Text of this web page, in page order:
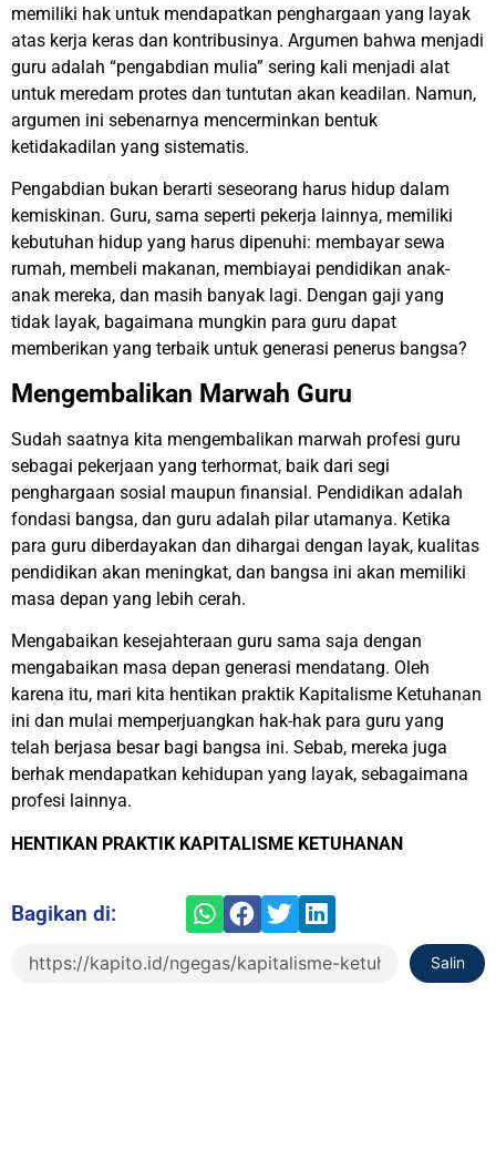
memiliki hak untuk mendapatkan penghargaan yang layak
atas kerja keras dan kontribusinya. Argumen bahwa menjadi
guru adalah “pengabdian mulia” sering kali menjadi alat
untuk meredam protes dan tuntutan akan keadilan. Namun,
argumen ini sebenarnya mencerminkan bentuk
ketidakadilan yang sistematis.
Pengabdian bukan berarti seseorang harus hidup dalam
kemiskinan. Guru, sama seperti pekerja lainnya, memiliki
kebutuhan hidup yang harus dipenuhi: membayar sewa
rumah, membeli makanan, membiayai pendidikan anak-
anak mereka, dan masih banyak lagi. Dengan gaji yang
tidak layak, bagaimana mungkin para guru dapat
memberikan yang terbaik untuk generasi penerus bangsa?
Mengembalikan Marwah Guru
Sudah saatnya kita mengembalikan marwah profesi guru
sebagai pekerjaan yang terhormat, baik dari segi
penghargaan sosial maupun finansial. Pendidikan adalah
fondasi bangsa, dan guru adalah pilar utamanya. Ketika
para guru diberdayakan dan dihargai dengan layak, kualitas
pendidikan akan meningkat, dan bangsa ini akan memiliki
masa depan yang lebih cerah.
Mengabaikan kesejahteraan guru sama saja dengan
mengabaikan masa depan generasi mendatang. Oleh
karena itu, mari kita hentikan praktik Kapitalisme Ketuhanan
ini dan mulai memperjuangkan hak-hak para guru yang
telah berjasa besar bagi bangsa ini. Sebab, mereka juga
berhak mendapatkan kehidupan yang layak, sebagaimana
profesi lainnya.
HENTIKAN PRAKTIK KAPITALISME KETUHANAN
Bagikan di:
Salin